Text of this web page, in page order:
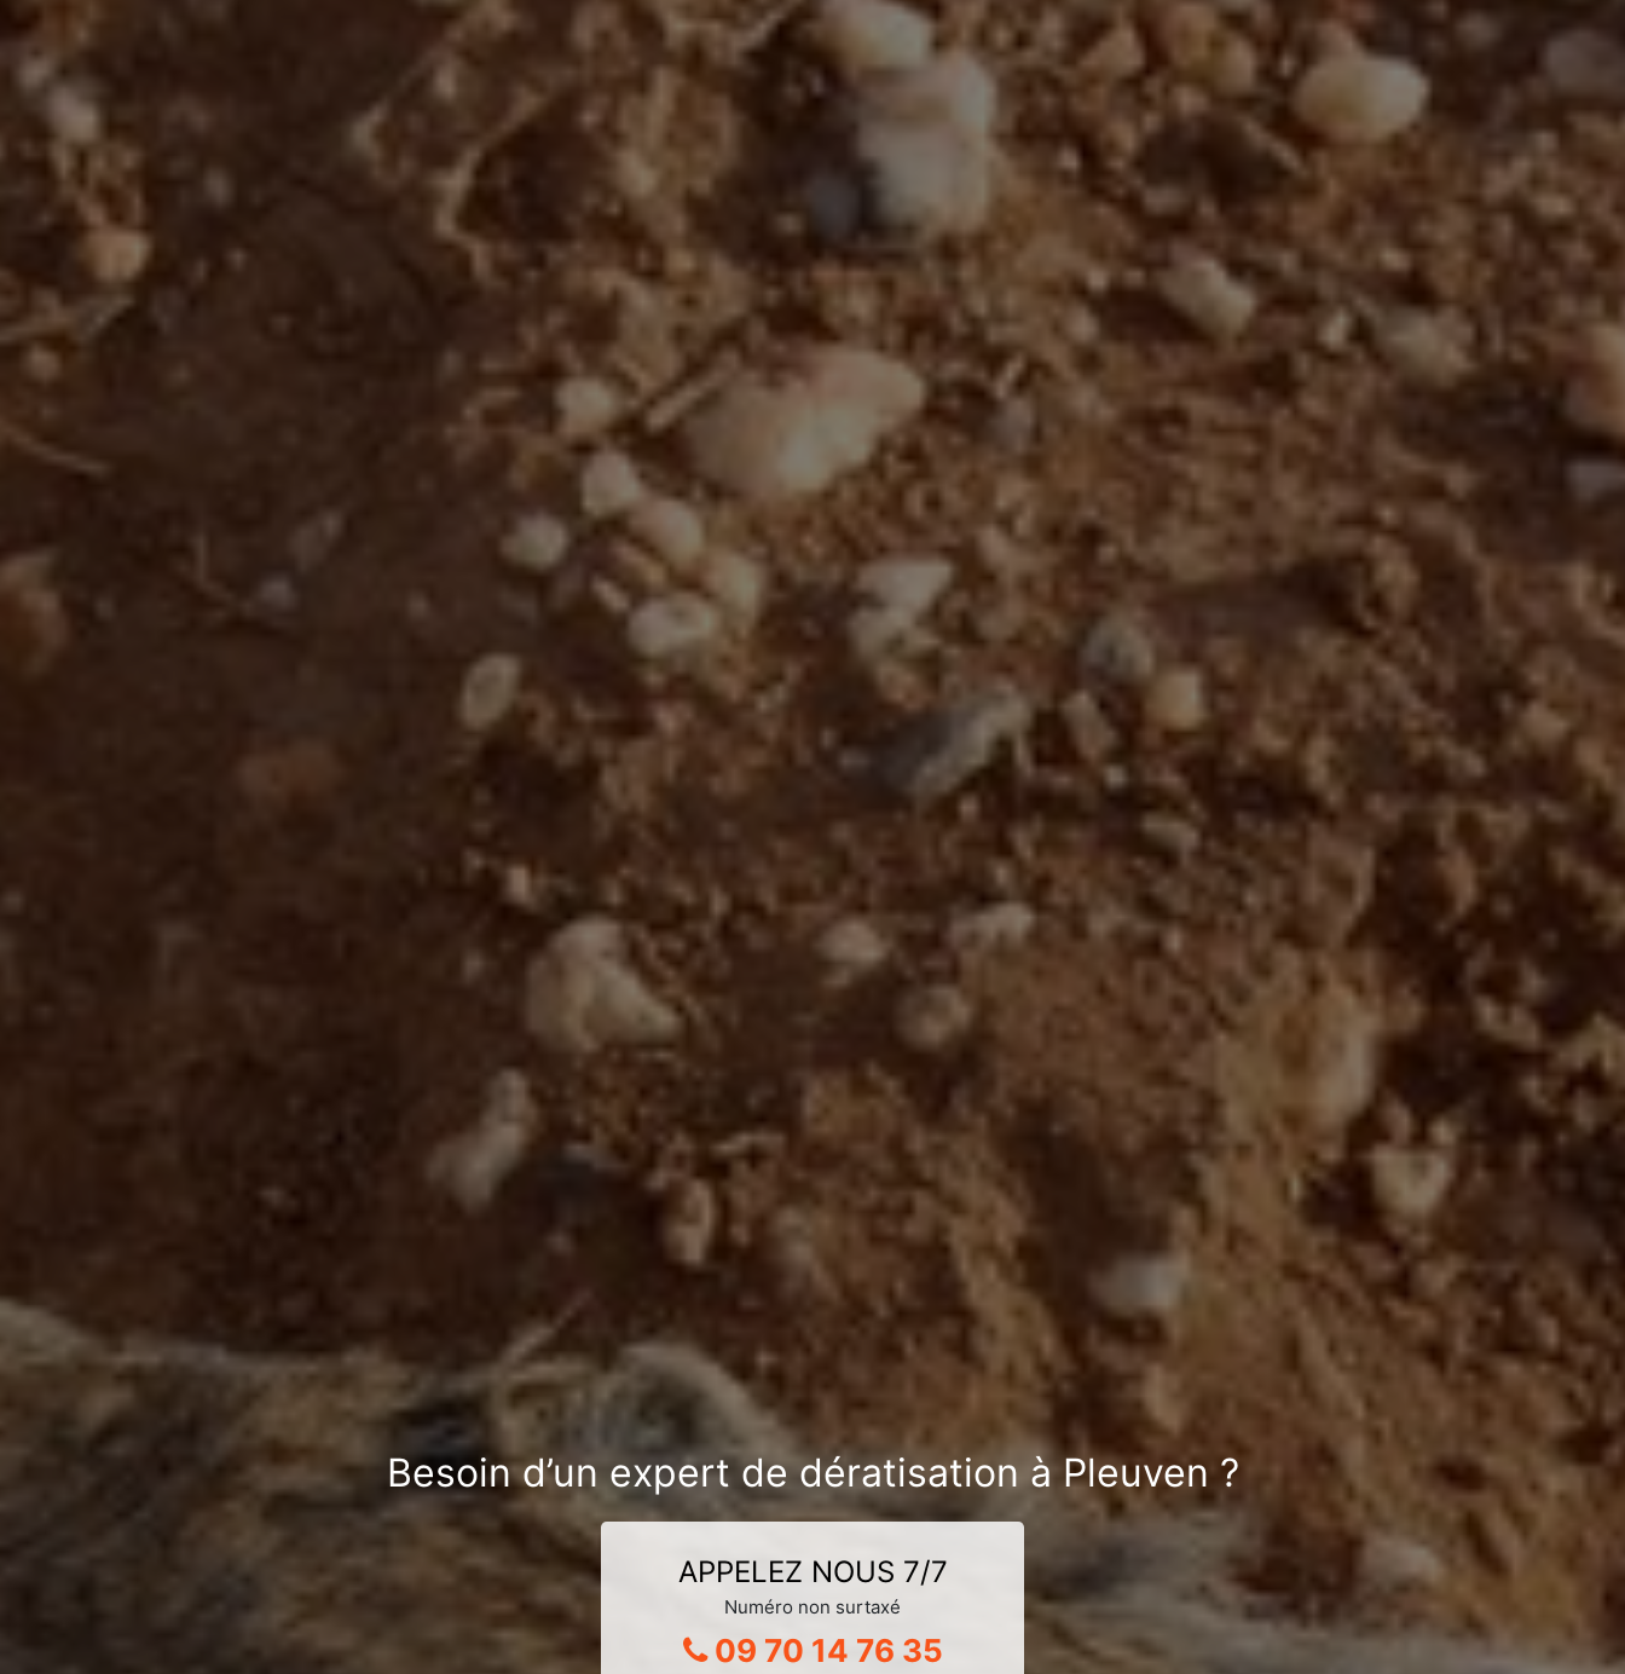
Besoin d’un expert de dératisation à Pleuven ?
APPELEZ NOUS 7/7
Numéro non surtaxé
09 70 14 76 35